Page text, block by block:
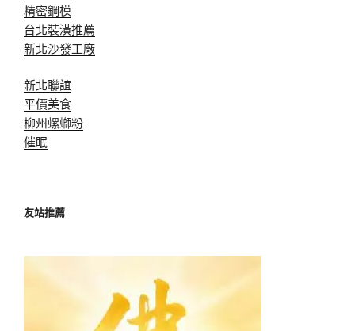
精密鋼模
台北裝潢推薦
新北沙發工廠
新北聯誼
平價美食
柳州螺螄粉
催眠
友站推薦